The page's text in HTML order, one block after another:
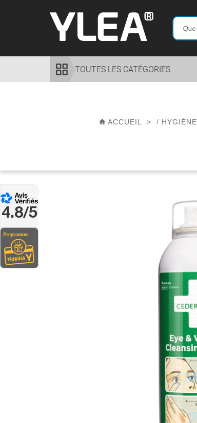
4.8/5
TOUTES LES CATÉGORIES
ACCUEIL > / HYGIÈNE